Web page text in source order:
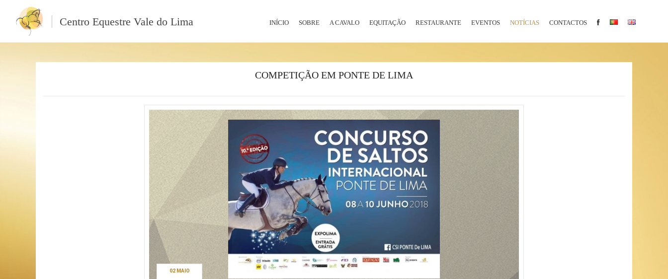
Centro Equestre Vale do Lima INÍCIO SOBRE A CAVALO EQUITAÇÃO RESTAURANTE EVENTOS NOTÍCIAS CONTACTOS
COMPETIÇÃO EM PONTE DE LIMA
02 MAIO